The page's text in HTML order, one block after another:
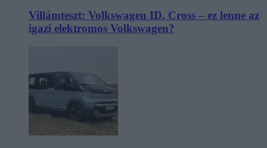
Villámteszt: Volkswagen ID. Cross – ez lenne az
igazi elektromos Volkswagen?